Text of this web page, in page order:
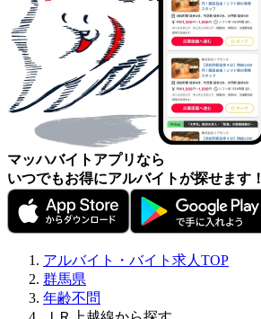
マッハバイトアプリなら
いつでもお得にアルバイトが探せます！
アルバイト・バイト求人TOP
群馬県
年齢不問